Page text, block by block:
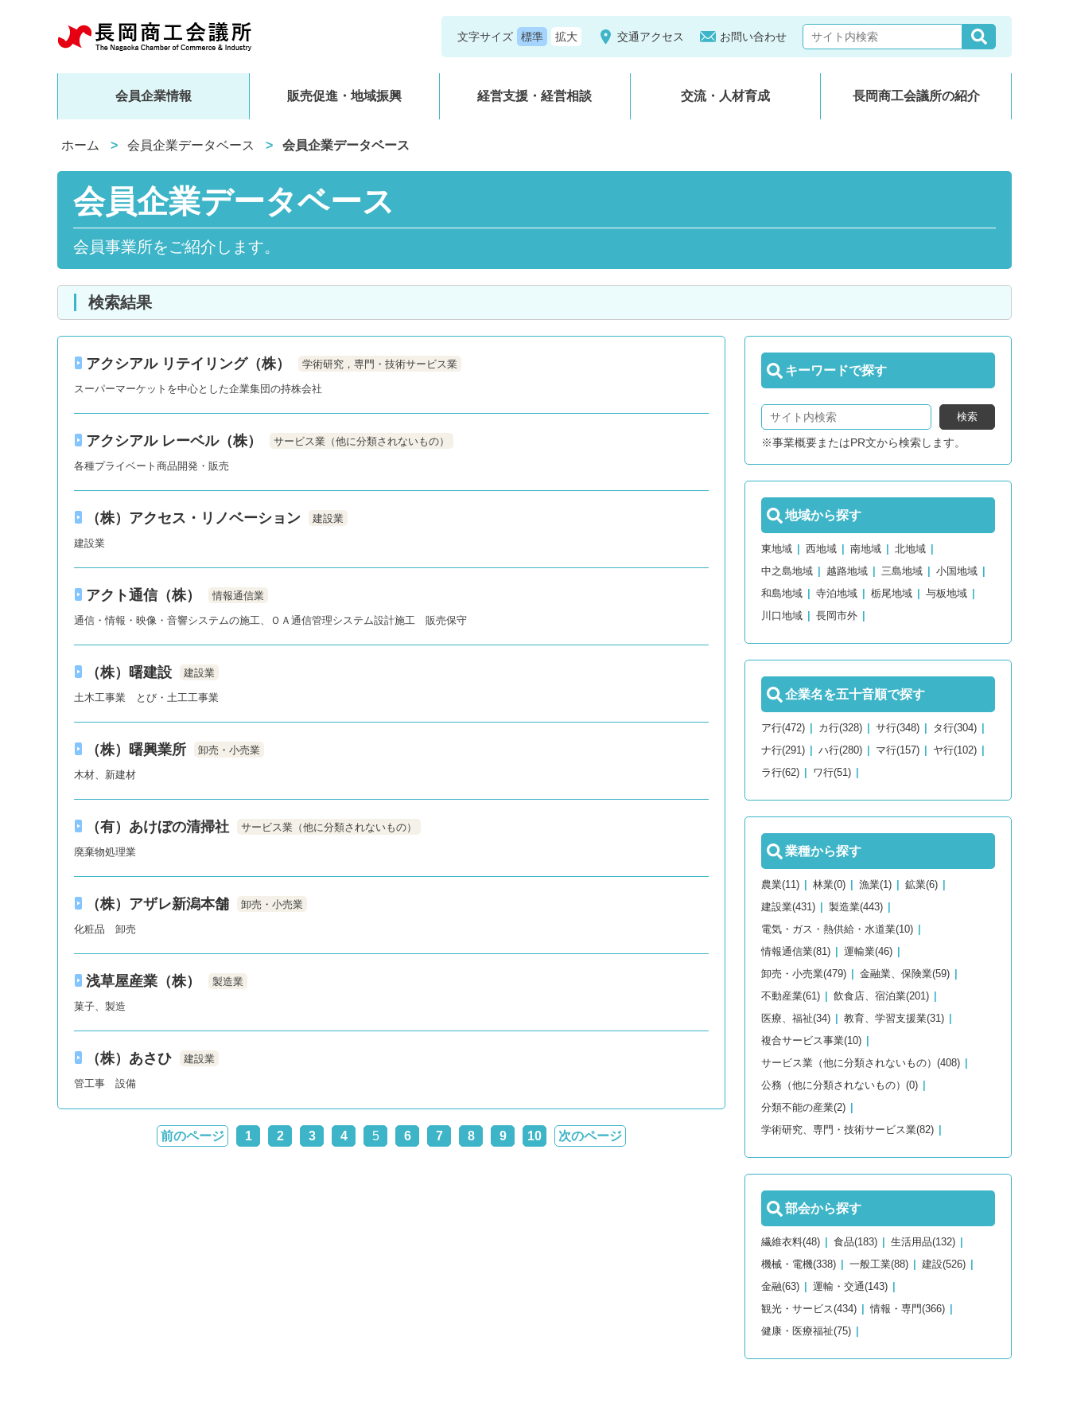
文字サイズ 交通アクセス お問い合わせ
会員企業情報 販売促進・地域振興 経営支援・経営相談 交流・人材育成 長岡商工会議所の紹介
ホーム 会員企業データベース 会員企業データベース
会員企業データベース
会員事業所をご紹介します。
検索結果
アクシアル リテイリング（株） 学術研究，専門・技術サービス業
スーパーマーケットを中心とした企業集団の持株会社
アクシアル レーベル（株） サービス業（他に分類されないもの）
各種プライベート商品開発・販売
（株）アクセス・リノベーション 建設業
建設業
アクト通信（株） 情報通信業
通信・情報・映像・音響システムの施工、ＯＡ通信管理システム設計施工 販売保守
（株）曙建設 建設業
土木工事業 とび・土工工事業
（株）曙興業所 卸売・小売業
木材、新建材
（有）あけぼの清掃社 サービス業（他に分類されないもの）
廃棄物処理業
（株）アザレ新潟本舗 卸売・小売業
化粧品 卸売
浅草屋産業（株） 製造業
菓子、製造
（株）あさひ 建設業
管工事 設備
前のページ 1 2 3 4 5 6 7 8 9 10 次のページ
キーワードで探す
検索
※事業概要またはPR文から検索します。
地域から探す
東地域 西地域 南地域
北地域
中之島地域
越路地域 三島地域
小国地域
和島地域
寺泊地域 栃尾地域
与板地域
川口地域
長岡市外
企業名を五十音順で探す
ア行(472) カ行(328) サ行(348)
タ行(304)
ナ行(291)
ハ行(280) マ行(157)
ヤ行(102)
ラ行(62)
ワ行(51)
業種から探す
農業(11) 林業(0) 漁業(1)
鉱業(6)
建設業(431)
製造業(443)
電気・ガス・熱供給・水道業(10)
情報通信業(81)
運輸業(46)
卸売・小売業(479)
金融業、保険業(59)
不動産業(61)
飲食店、宿泊業(201)
医療、福祉(34)
教育、学習支援業(31)
複合サービス事業(10)
サービス業（他に分類されないもの）(408)
公務（他に分類されないもの）(0)
分類不能の産業(2)
学術研究、専門・技術サービス業(82)
部会から探す
繊維衣料(48) 食品(183)
生活用品(132)
機械・電機(338)
一般工業(88)
建設(526)
金融(63)
運輸・交通(143)
観光・サービス(434)
情報・専門(366)
健康・医療福祉(75)